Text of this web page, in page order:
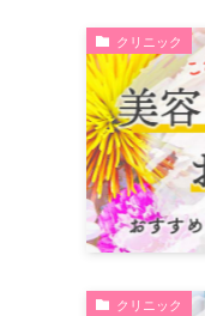
クリニック
クリニック